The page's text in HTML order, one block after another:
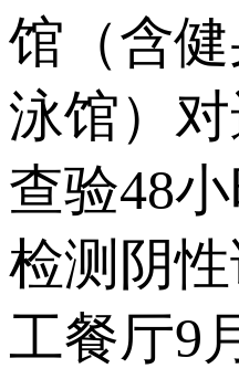
馆（含
泳馆）
查验48
检测阴
工餐厅9